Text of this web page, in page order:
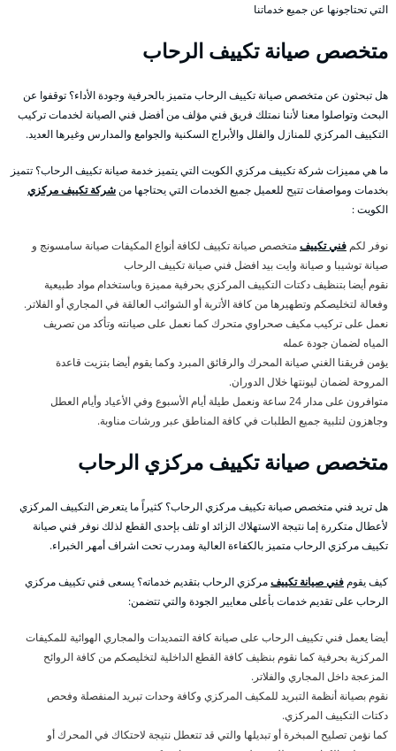
التي تحتاجونها عن جميع خدماتنا
متخصص صيانة تكييف الرحاب
هل تبحثون عن متخصص صيانة تكييف الرحاب متميز بالحرفية وجودة الأداء؟ توقفوا عن
البحث وتواصلوا معنا لأننا نمتلك فريق فني مؤلف من أفضل فني الصيانة لخدمات تركيب
التكييف المركزي للمنازل والفلل والأبراج السكنية والجوامع والمدارس وغيرها العديد.
ما هي مميزات شركة تكييف مركزي الكويت التي يتميز خدمة صيانة تكييف الرحاب؟ تتميز
بخدمات ومواصفات تتيح للعميل جميع الخدمات التي يحتاجها منشركة تكييف مركزي
الكويت :
نوفر لكم فني تكييفمتخصص صيانة تكييف لكافة أنواع المكيفات صيانة سامسونج و
صيانة توشيبا و صيانة وايت بيد افضل فني صيانة تكييف الرحاب
نقوم أيضا بتنظيف دكتات التكييف المركزي بحرفية مميزة وباستخدام مواد طبيعية
وفعالة لتخليصكم وتطهيرها من كافة الأتربة أو الشوائب العالقة في المجاري أو الفلاتر.
نعمل على تركيب مكيف صحراوي متحرك كما نعمل على صيانته وتأكد من تصريف
المياه لضمان جودة عمله
يؤمن فريقنا الغني صيانة المحرك والرقائق المبرد وكما يقوم أيضا بتزيت قاعدة
المروحة لضمان ليونتها خلال الدوران.
متوافرون على مدار 24 ساعة ونعمل طيلة أيام الأسبوع وفي الأعياد وأيام العطل
وجاهزون لتلبية جميع الطلبات في كافة المناطق عبر ورشات مناوبة.
متخصص صيانة تكييف مركزي الرحاب
هل تريد فني متخصص صيانة تكييف مركزي الرحاب؟ كثيراً ما يتعرض التكييف المركزي
لأعطال متكررة إما نتيجة الاستهلاك الزائد او تلف بإحدى القطع لذلك نوفر فني صيانة
تكييف مركزي الرحاب متميز بالكفاءة العالية ومدرب تحت اشراف أمهر الخبراء.
كيف يقوم فني صيانة تكييفمركزي الرحاب بتقديم خدماته؟ يسعى فني تكييف مركزي
الرحاب على تقديم خدمات بأعلى معايير الجودة والتي تتضمن:
أيضا يعمل فني تكييف الرحاب على صيانة كافة التمديدات والمجاري الهوائية للمكيفات
المركزية بحرفية كما نقوم بنظيف كافة القطع الداخلية لتخليصكم من كافة الروائح
المزعجة داخل المجاري والفلاتر.
نقوم بصيانة أنظمة التبريد للمكيف المركزي وكافة وحدات تبريد المنفصلة وفحص
دكتات التكييف المركزي.
كما نؤمن تصليح المبخرة أو تبديلها والتي قد تتعطل نتيجة لاحتكاك في المحرك أو